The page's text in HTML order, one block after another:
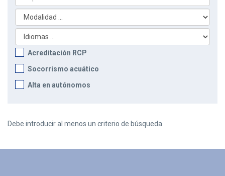
Acreditación RCP
Socorrismo acuático
Alta en autónomos
Debe introducir al menos un criterio de búsqueda.